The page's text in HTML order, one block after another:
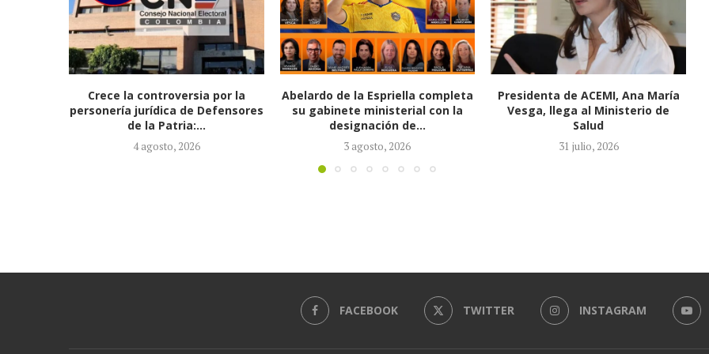
Abelardo de la Espriella completa
su gabinete ministerial con la
designación de...
3 agosto, 2026
Presidenta de ACEMI, Ana María
Vesga, llega al Ministerio de
Salud
31 julio, 2026
Se mueve la carrera por la
Contraloría: Congreso entra en la
fase...
27 julio, 2026
FACEBOOK TWITTER INSTAGRAM